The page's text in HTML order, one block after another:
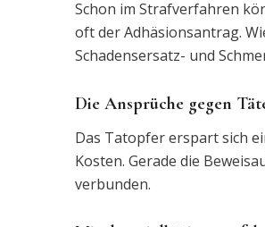
Schon im Strafverfahren
oft der Adhäsionsantrag.
Schadensersatz- und
Die Ansprüche gegen
Das Tatopfer erspart sich
Kosten. Gerade die
verbunden.